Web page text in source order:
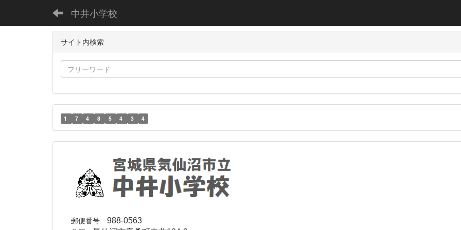
中井小学校
サイト内検索
1 7 4 8 5 4 3 4
郵便番号 988-0563